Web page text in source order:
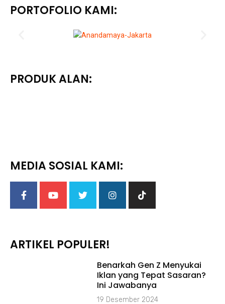
PORTOFOLIO KAMI:
PRODUK ALAN:
MEDIA SOSIAL KAMI:
ARTIKEL POPULER!
Benarkah Gen Z Menyukai
Iklan yang Tepat Sasaran?
Ini Jawabanya
19 Desember 2024